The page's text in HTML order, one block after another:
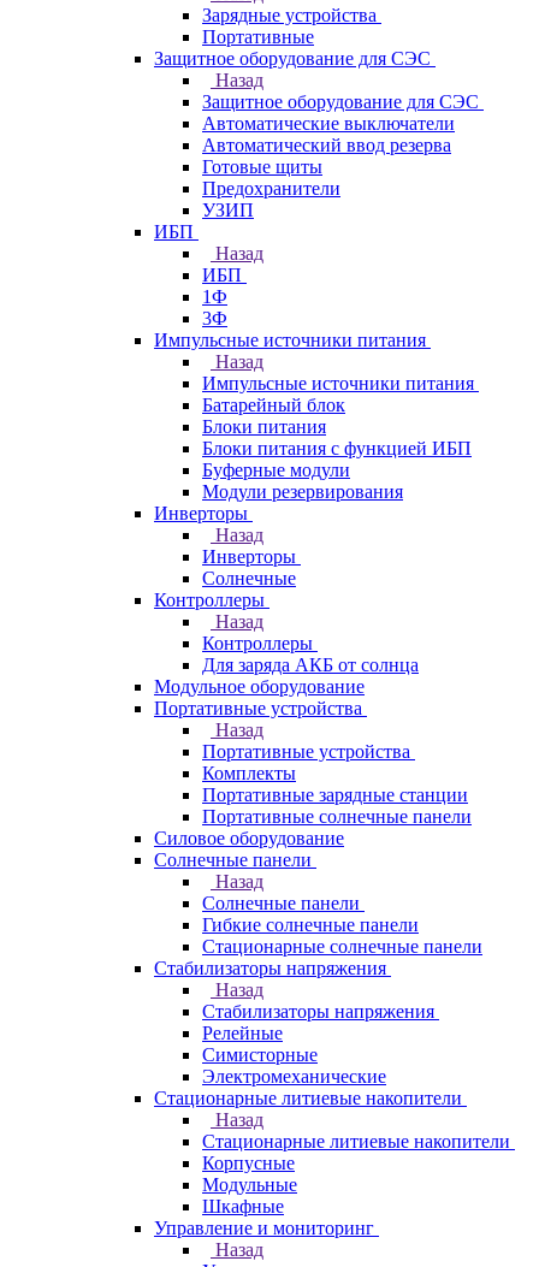
Зарядные устройства
Портативные
Защитное оборудование для СЭС
Назад
Защитное оборудование для СЭС
Автоматические выключатели
Автоматический ввод резерва
Готовые щиты
Предохранители
УЗИП
ИБП
Назад
ИБП
1Ф
3Ф
Импульсные источники питания
Назад
Импульсные источники питания
Батарейный блок
Блоки питания
Блоки питания с функцией ИБП
Буферные модули
Модули резервирования
Инверторы
Назад
Инверторы
Солнечные
Контроллеры
Назад
Контроллеры
Для заряда АКБ от солнца
Модульное оборудование
Портативные устройства
Назад
Портативные устройства
Комплекты
Портативные зарядные станции
Портативные солнечные панели
Силовое оборудование
Солнечные панели
Назад
Солнечные панели
Гибкие солнечные панели
Стационарные солнечные панели
Стабилизаторы напряжения
Назад
Стабилизаторы напряжения
Релейные
Симисторные
Электромеханические
Стационарные литиевые накопители
Назад
Стационарные литиевые накопители
Корпусные
Модульные
Шкафные
Управление и мониторинг
Назад